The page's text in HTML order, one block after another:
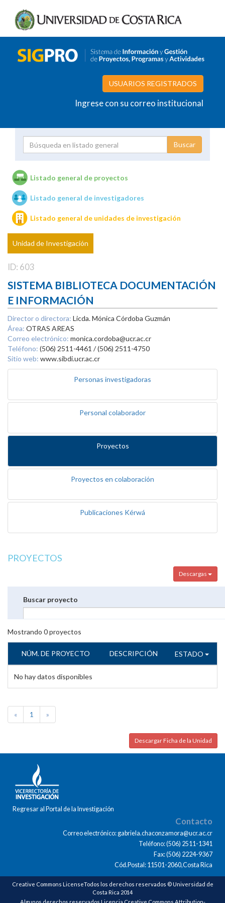
USUARIOS REGISTRADOS
Ingrese con su correo institucional
Unidades de investigación
Listado general de proyectos
Listado general de investigadores
Listado general de unidades de investigación
Unidad de Investigación
ID: 603
SISTEMA BIBLIOTECA DOCUMENTACIÓN
E INFORMACIÓN
Director o directora: Licda. Mónica Córdoba Guzmán
Área: OTRAS AREAS
Correo electrónico: monica.cordoba@ucr.ac.cr
Teléfono: (506) 2511-4461 / (506) 2511-4750
Sitio web: www.sibdi.ucr.ac.cr
Personas investigadoras
Personal colaborador
Proyectos
Proyectos en colaboración
Publicaciones Kérwá
PROYECTOS
Descargas
Buscar proyecto
Mostrando 0proyectos
NÚM. DE PROYECTO DESCRIPCIÓN ESTADO
No hay datos disponibles
« 1 »
Descargar Ficha de la Unidad
Regresar al Portal de la Investigación
Contacto
Correo electrónico: gabriela.chaconzamora@ucr.ac.cr
Teléfono: (506) 2511-1341
Fax: (506) 2224-9367
Cód.Postal: 11501-2060,Costa Rica
Creative Commons LicenseTodos los derechos reservados © Universidad de
Costa Rica 2014